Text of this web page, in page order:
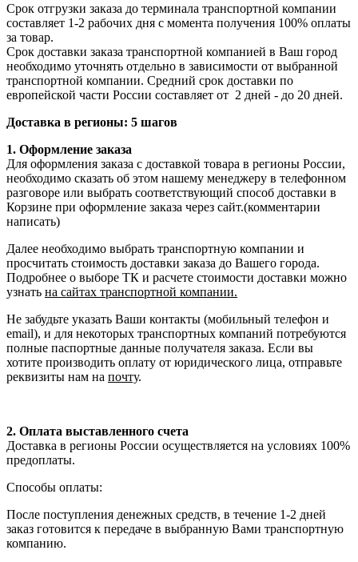
Срок отгрузки заказа до терминала транспортной компании
составляет 1-2 рабочих дня с момента получения 100% оплаты
за товар.
Срок доставки заказа транспортной компанией в Ваш город
необходимо уточнять отдельно в зависимости от выбранной
транспортной компании. Средний срок доставки по
европейской части России составляет от 2 дней - до 20 дней.
Доставка в регионы: 5 шагов
1. Оформление заказа
Для оформления заказа с доставкой товара в регионы России,
необходимо сказать об этом нашему менеджеру в телефонном
разговоре или выбрать соответствующий способ доставки в
Корзине при оформление заказа через сайт.(комментарии
написать)
Далее необходимо выбрать транспортную компании и
просчитать стоимость доставки заказа до Вашего города.
Подробнее о выборе ТК и расчете стоимости доставки можно
узнать на сайтах транспортной компании.
Не забудьте указать Ваши контакты (мобильный телефон и
email), и для некоторых транспортных компаний потребуются
полные паспортные данные получателя заказа. Если вы
хотите производить оплату от юридического лица, отправьте
реквизиты нам на почту.
2. Оплата выставленного счета
Доставка в регионы России осуществляется на условиях 100%
предоплаты.
Способы оплаты:
После поступления денежных средств, в течение 1-2 дней
заказ готовится к передаче в выбранную Вами транспортную
компанию.